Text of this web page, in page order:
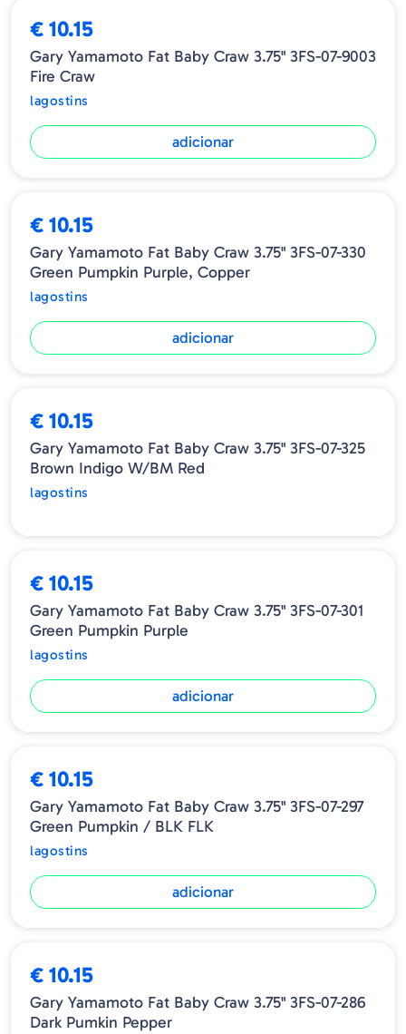
€ 10.15
Gary Yamamoto Fat Baby Craw 3.75" 3FS-07-9003
Fire Craw
lagostins
adicionar
€ 10.15
Gary Yamamoto Fat Baby Craw 3.75" 3FS-07-330
Green Pumpkin Purple, Copper
lagostins
adicionar
€ 10.15
Gary Yamamoto Fat Baby Craw 3.75" 3FS-07-325
Brown Indigo W/BM Red
lagostins
€ 10.15
Gary Yamamoto Fat Baby Craw 3.75" 3FS-07-301
Green Pumpkin Purple
lagostins
adicionar
€ 10.15
Gary Yamamoto Fat Baby Craw 3.75" 3FS-07-297
Green Pumpkin / BLK FLK
lagostins
adicionar
€ 10.15
Gary Yamamoto Fat Baby Craw 3.75" 3FS-07-286
Dark Pumkin Pepper